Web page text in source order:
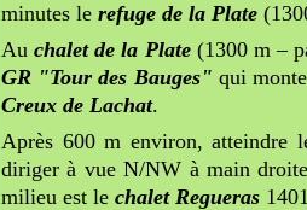
minutes le refuge de la Plate
Auchalet de la Plate(1300 m –
GR "Tour des Bauges" qui
Creux de Lachat.
Après 600 m environ, atteindre
diriger à vue N/NW à main
milieu est le chalet Regueras